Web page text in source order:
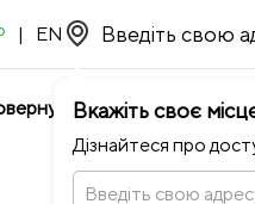
| EN
Вкажіть своє
Дізнайтеся про
Введіть свою
до Dark Blue